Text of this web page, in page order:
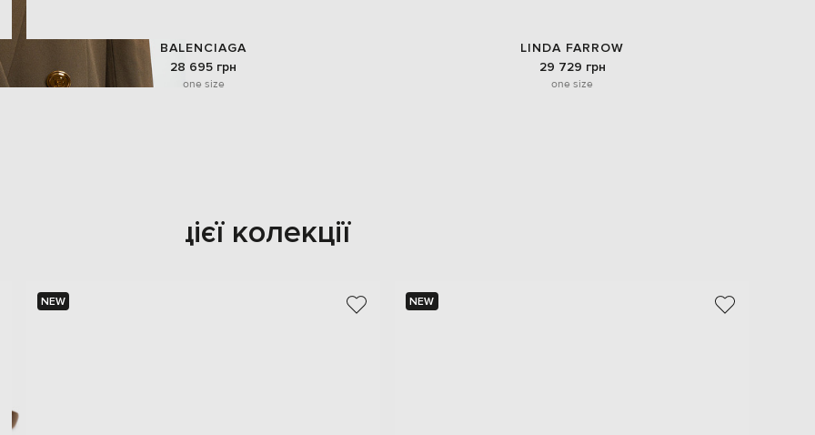
BALENCIAGA
28 695 грн
one size
LINDA FARROW
29 729 грн
one size
Також з цієї колекції
NEW NEW